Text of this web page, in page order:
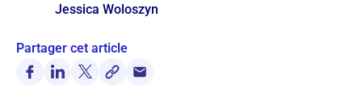
Jessica Woloszyn
Partager cet article